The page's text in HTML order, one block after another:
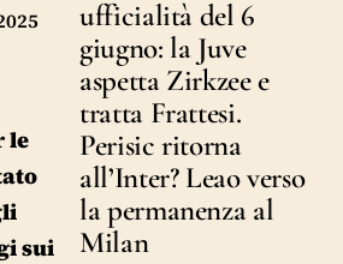
le
sui
ufficialità del 6
giugno: la Juve
aspetta Zirkzee e
tratta Frattesi.
Perisic ritorna
all’Inter? Leao verso
la permanenza al
Milan